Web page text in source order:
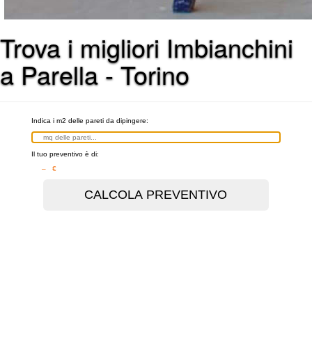
Trova i migliori Imbianchini
a Parella - Torino
Indica i m2 delle pareti da dipingere:
Il tuo preventivo è di:
– €